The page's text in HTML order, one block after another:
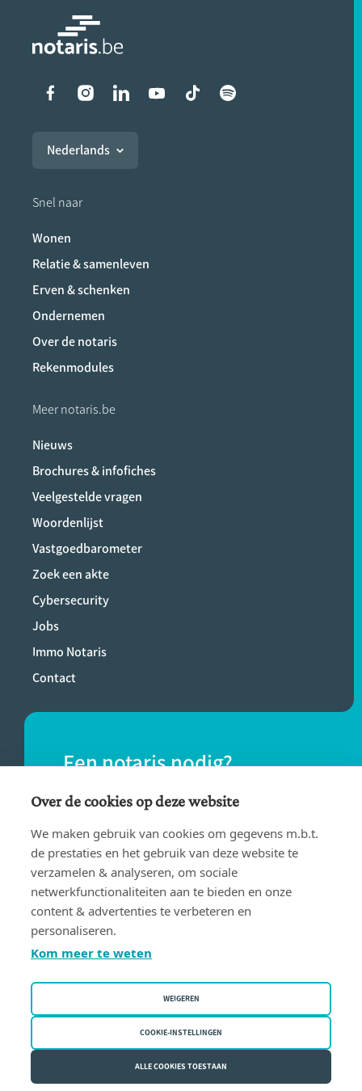
Liens vers les réseaux
Nederlands
Snel naar
Wonen
Relatie & samenleven
Erven & schenken
Ondernemen
Over de notaris
Rekenmodules
Meer notaris.be
Nieuws
Brochures & infofiches
Veelgestelde vragen
Woordenlijst
Vastgoedbarometer
Zoek een akte
Cybersecurity
Jobs
Immo Notaris
Contact
Een notaris nodig?
Vind eenvoudig een notaris bij jou in de
buurt.
VIND EEN NOTARIS
Gebruiksvoorwaarden
Privacy policy
Cookiebeleid
Fednot vzw | Bergstraat 30/34 - 1000 Brussel | BE 0409.357.321
Over de cookies op deze website
We maken gebruik van cookies om gegevens m.b.t.
de prestaties en het gebruik van deze website te
verzamelen & analyseren, om sociale
netwerkfunctionaliteiten aan te bieden en onze
content & advertenties te verbeteren en
personaliseren.
Kom meer te weten
WEIGEREN
COOKIE-INSTELLINGEN
ALLE COOKIES TOESTAAN